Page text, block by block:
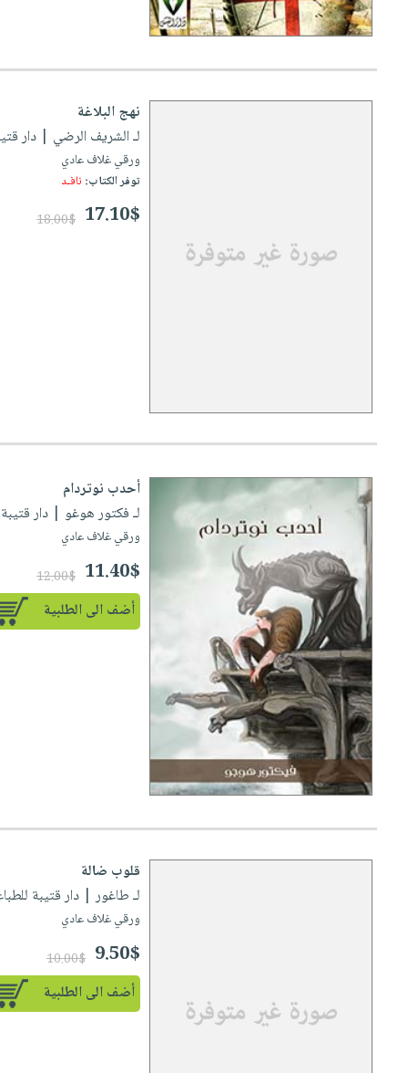
نهج البلاغة
لـ الشريف الرضي | دار
ورقي غلاف عادي
توفر الكتاب: نافـد
17.10$
18.00$
أحدب نوتردام
لـ فكتور هوغو | دار قتيبة
ورقي غلاف عادي
11.40$
12.00$
أضف الى الطلبية
قلوب ضالة
لـ طاغور| دار قتيبة للطباعة
ورقي غلاف عادي
9.50$
10.00$
أضف الى الطلبية